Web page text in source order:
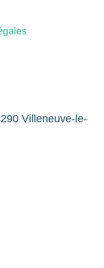
Villeneuve-le-